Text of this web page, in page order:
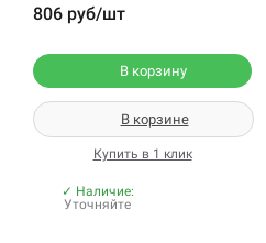
806 руб/шт
В корзину
В корзине
Купить в 1 клик
✓ Наличие:
Уточняйте